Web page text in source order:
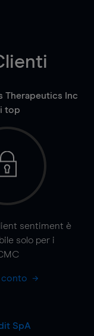
Therapeutics Inc
top
sentiment è
solo per i
conto
SpA